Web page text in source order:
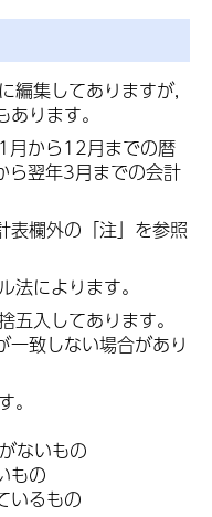
編集してありますが,
ります。
月から12月までの暦
ら翌年3月までの会計
表欄外の「注」を参照
法によります。
五入してあります。
一致しない場合があり
。
ないもの
もの
るもの